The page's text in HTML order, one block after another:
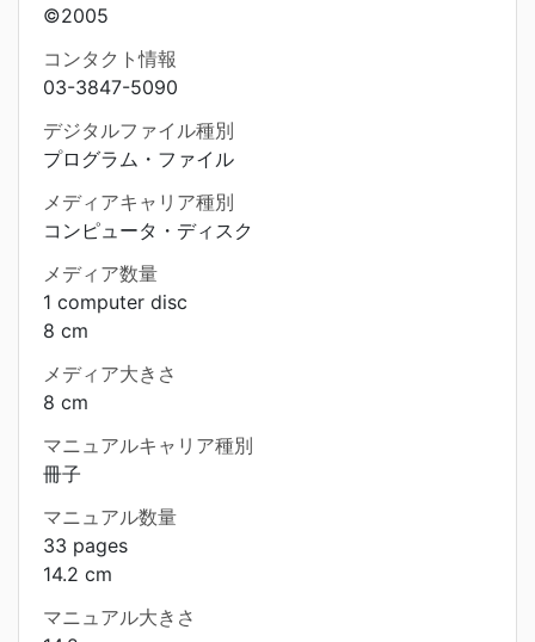
©2005
コンタクト情報
03-3847-5090
デジタルファイル種別
プログラム・ファイル
メディアキャリア種別
コンピュータ・ディスク
メディア数量
1 computer disc
8 cm
メディア大きさ
8 cm
マニュアルキャリア種別
冊子
マニュアル数量
33 pages
14.2 cm
マニュアル大きさ